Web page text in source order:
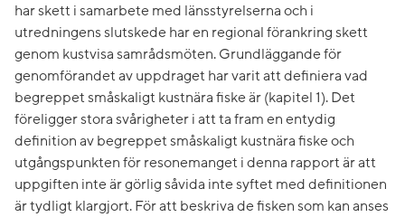
har skett i samarbete med länsstyrelserna och i
utredningens slutskede har en regional förankring skett
genom kustvisa samrådsmöten. Grundläggande för
genomförandet av uppdraget har varit att definiera vad
begreppet småskaligt kustnära fiske är (kapitel 1). Det
föreligger stora svårigheter i att ta fram en entydig
definition av begreppet småskaligt kustnära fiske och
utgångspunkten för resonemanget i denna rapport är att
uppgiften inte är görlig såvida inte syftet med definitionen
är tydligt klargjort. För att beskriva de fisken som kan anses